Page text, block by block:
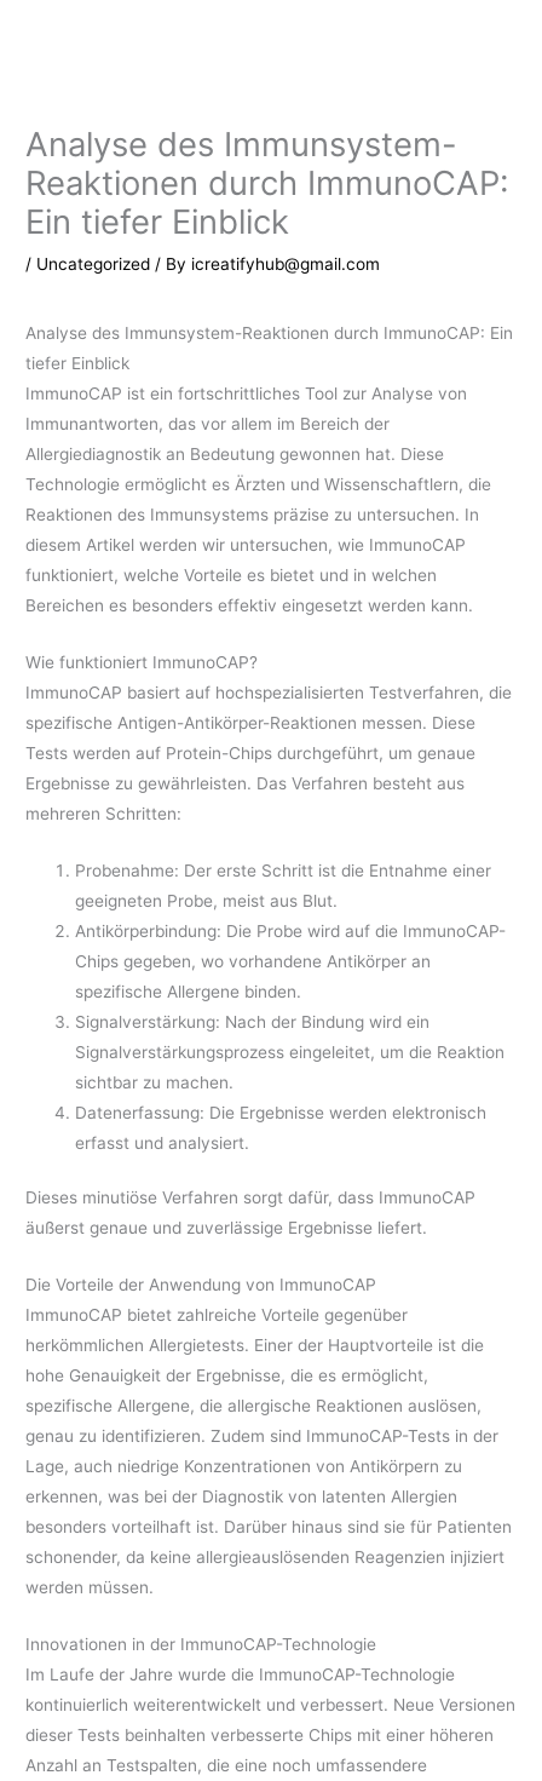
Analyse des Immunsystem-
Reaktionen durch ImmunoCAP:
Ein tiefer Einblick
/ Uncategorized / By icreatifyhub@gmail.com
Analyse des Immunsystem-Reaktionen durch ImmunoCAP: Ein
tiefer Einblick
ImmunoCAP ist ein fortschrittliches Tool zur Analyse von
Immunantworten, das vor allem im Bereich der
Allergiediagnostik an Bedeutung gewonnen hat. Diese
Technologie ermöglicht es Ärzten und Wissenschaftlern, die
Reaktionen des Immunsystems präzise zu untersuchen. In
diesem Artikel werden wir untersuchen, wie ImmunoCAP
funktioniert, welche Vorteile es bietet und in welchen
Bereichen es besonders effektiv eingesetzt werden kann.
Wie funktioniert ImmunoCAP?
ImmunoCAP basiert auf hochspezialisierten Testverfahren, die
spezifische Antigen-Antikörper-Reaktionen messen. Diese
Tests werden auf Protein-Chips durchgeführt, um genaue
Ergebnisse zu gewährleisten. Das Verfahren besteht aus
mehreren Schritten:
Probenahme: Der erste Schritt ist die Entnahme einer
geeigneten Probe, meist aus Blut.
Antikörperbindung: Die Probe wird auf die ImmunoCAP-
Chips gegeben, wo vorhandene Antikörper an
spezifische Allergene binden.
Signalverstärkung: Nach der Bindung wird ein
Signalverstärkungsprozess eingeleitet, um die Reaktion
sichtbar zu machen.
Datenerfassung: Die Ergebnisse werden elektronisch
erfasst und analysiert.
Dieses minutiöse Verfahren sorgt dafür, dass ImmunoCAP
äußerst genaue und zuverlässige Ergebnisse liefert.
Die Vorteile der Anwendung von ImmunoCAP
ImmunoCAP bietet zahlreiche Vorteile gegenüber
herkömmlichen Allergietests. Einer der Hauptvorteile ist die
hohe Genauigkeit der Ergebnisse, die es ermöglicht,
spezifische Allergene, die allergische Reaktionen auslösen,
genau zu identifizieren. Zudem sind ImmunoCAP-Tests in der
Lage, auch niedrige Konzentrationen von Antikörpern zu
erkennen, was bei der Diagnostik von latenten Allergien
besonders vorteilhaft ist. Darüber hinaus sind sie für Patienten
schonender, da keine allergieauslösenden Reagenzien injiziert
werden müssen.
Innovationen in der ImmunoCAP-Technologie
Im Laufe der Jahre wurde die ImmunoCAP-Technologie
kontinuierlich weiterentwickelt und verbessert. Neue Versionen
dieser Tests beinhalten verbesserte Chips mit einer höheren
Anzahl an Testspalten, die eine noch umfassendere